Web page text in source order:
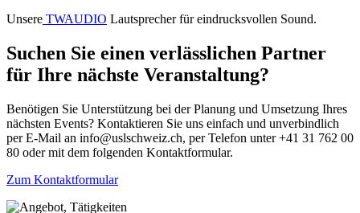
Unsere TWAUDIO Lautsprecher für eindrucksvollen Sound.
Suchen Sie einen verlässlichen Partner
für Ihre nächste Veranstaltung?
Benötigen Sie Unterstützung bei der Planung und Umsetzung Ihres
nächsten Events? Kontaktieren Sie uns einfach und unverbindlich
per E-Mail an info@uslschweiz.ch, per Telefon unter +41 31 762 00
80 oder mit dem folgenden Kontaktformular.
Zum Kontaktformular